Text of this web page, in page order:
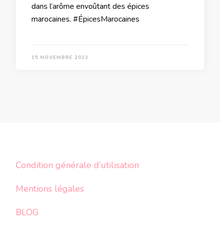
dans l’arôme envoûtant des épices
marocaines. #ÉpicesMarocaines
15 NOVEMBRE 2023
Condition générale d’utilisation
Mentions légales
BLOG